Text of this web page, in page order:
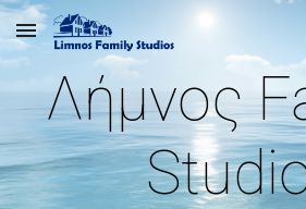
Skip to main content
Λήμνος